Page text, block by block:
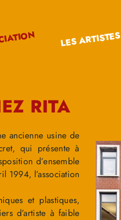
LES ARTISTES
RITA
ancienne usine de
qui présente à
d’ensemble
1994, l’association
et plastiques,
d’artiste à faible